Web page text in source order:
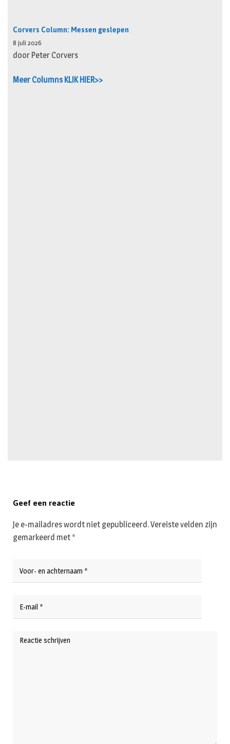
Corvers Column: Messen geslepen
8 juli 2026
door Peter Corvers
Meer Columns KLIK HIER>>
Geef een reactie
Je e-mailadres wordt niet gepubliceerd.Vereiste velden zijn
gemarkeerd met *